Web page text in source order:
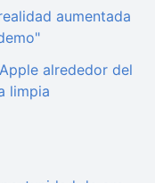
aumentada
alrededor del
limpia